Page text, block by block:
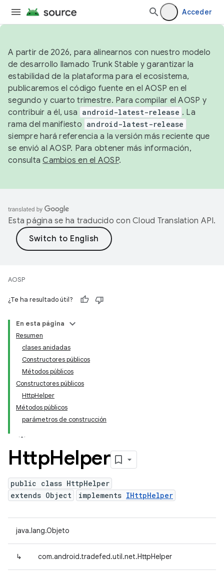
Acceder
A partir de 2026, para alinearnos con nuestro modelo
de desarrollo llamado Trunk Stable y garantizar la
estabilidad de la plataforma para el ecosistema,
publicaremos el código fuente en el AOSP en el
segundo y cuarto trimestre. Para compilar el AOSP y
contribuir a él, usa android-latest-release . La
rama del manifiesto android-latest-release
siempre hará referencia a la versión más reciente que
se envió al AOSP. Para obtener más información,
consultaCambios en el AOSP.
Esta página se ha traducido con Cloud Translation API.
AOSP
¿Te ha resultado útil?
En esta página
Resumen
clases anidadas
Constructores públicos
Métodos públicos
Constructores públicos
HttpHelper
Métodos públicos
parámetros de construcción
HttpHelper
public class HttpHelper
extends Object
implements IHttpHelper
java.lang.Objeto
↳ com.android.tradefed.util.net.HttpHelper